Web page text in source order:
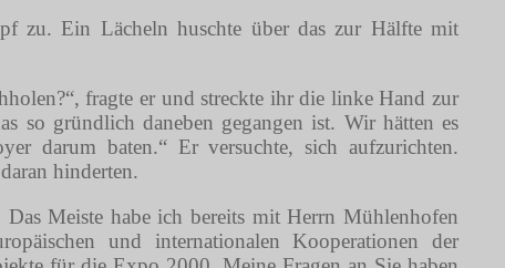
zu. Ein Lächeln huschte über das zur Hälfte mit
fragte er und streckte ihr die linke Hand zur
so gründlich daneben gegangen ist. Wir hätten es
darum baten.“ Er versuchte, sich aufzurichten.
hinderten.
Meiste habe ich bereits mit Herrn Mühlenhofen
und internationalen Kooperationen der